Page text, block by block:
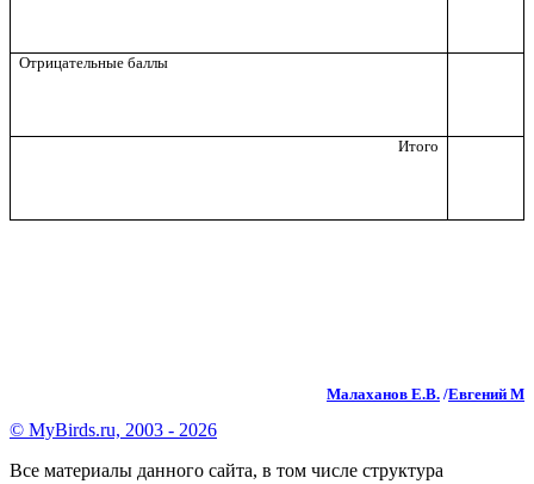
Отрицательные баллы
Итого
Малаханов Е.В. /Евгений М
© MyBirds.ru, 2003 - 2026
Все материалы данного сайта, в том числе структура